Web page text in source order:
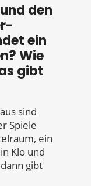
den
ein
Wie
gibt
sind
Spiele
ein
Klo und
gibt